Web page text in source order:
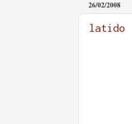
26/02/2008
latido